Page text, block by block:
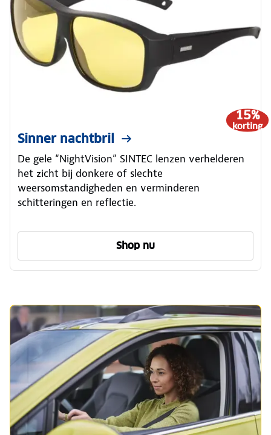
15%
korting
Sinner nachtbril
De gele “NightVision” SINTEC lenzen verhelderen
het zicht bij donkere of slechte
weersomstandigheden en verminderen
schitteringen en reflectie.
Shop nu